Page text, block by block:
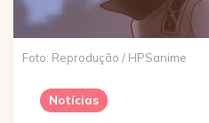
Foto: Reprodução / HPSanime
Notícias